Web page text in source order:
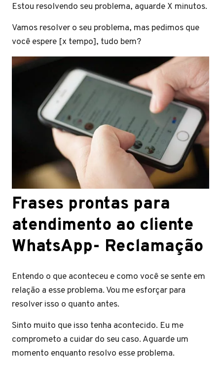
Estou resolvendo seu problema, aguarde X minutos.
Vamos resolver o seu problema, mas pedimos que
você espere [x tempo], tudo bem?
Frases prontas para
atendimento ao cliente
WhatsApp- Reclamação
Entendo o que aconteceu e como você se sente em
relação a esse problema. Vou me esforçar para
resolver isso o quanto antes.
Sinto muito que isso tenha acontecido. Eu me
comprometo a cuidar do seu caso. Aguarde um
momento enquanto resolvo esse problema.